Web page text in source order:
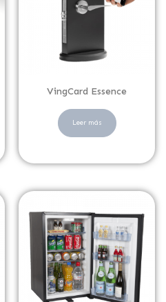
VingCard Essence
Leer más